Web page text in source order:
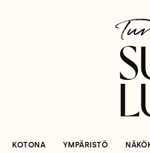
KOTONA YMPÄRISTÖ